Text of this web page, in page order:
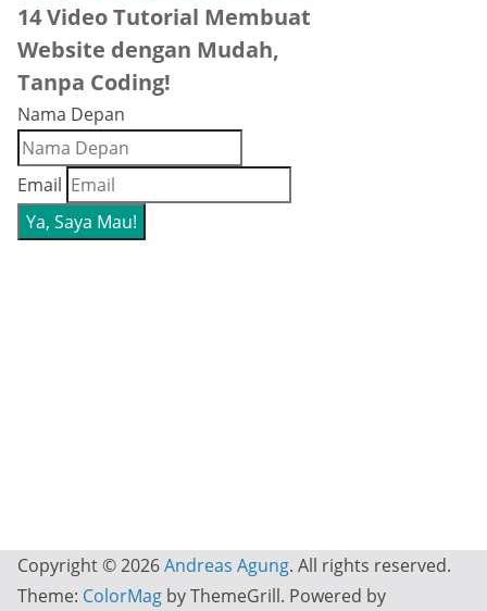
14 Video Tutorial Membuat
Website dengan Mudah,
Tanpa Coding!
Nama Depan
Email
Copyright © 2026Andreas Agung. All rights reserved.
Theme: ColorMag by ThemeGrill. Powered by